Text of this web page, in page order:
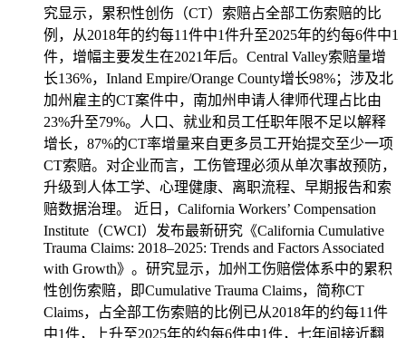
究显示，累积性创伤（CT）索赔占全部工伤索赔的比
例，从2018年的约每11件中1件升至2025年的约每6件中1
件，增幅主要发生在2021年后。Central Valley索赔量增
长136%，Inland Empire/Orange County增长98%；涉及北
加州雇主的CT案件中，南加州申请人律师代理占比由
23%升至79%。人口、就业和员工任职年限不足以解释
增长，87%的CT率增量来自更多员工开始提交至少一项
CT索赔。对企业而言，工伤管理必须从单次事故预防，
升级到人体工学、心理健康、离职流程、早期报告和索
赔数据治理。 近日，California Workers’ Compensation
Institute（CWCI）发布最新研究《California Cumulative
Trauma Claims: 2018–2025: Trends and Factors Associated
with Growth》。研究显示，加州工伤赔偿体系中的累积
性创伤索赔，即Cumulative Trauma Claims，简称CT
Claims，占全部工伤索赔的比例已从2018年的约每11件
中1件，上升至2025年的约每6件中1件，七年间接近翻